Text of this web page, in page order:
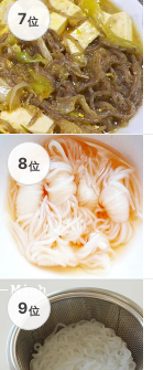
7位
8位
9位